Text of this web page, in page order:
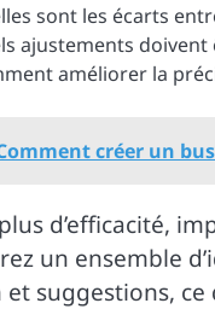
sont les écarts
ajustements
améliorer la
créer un
d’efficacité,
un ensemble
suggestions,